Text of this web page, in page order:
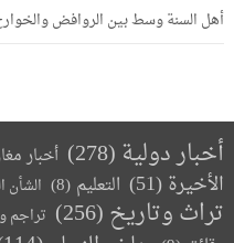
أهل السنة وسط بين الروافض
أخبار دولية (278) أخبار
الأخيرة (51) التعليم (8) الشأن
تراث وتاريخ(256) تراجم